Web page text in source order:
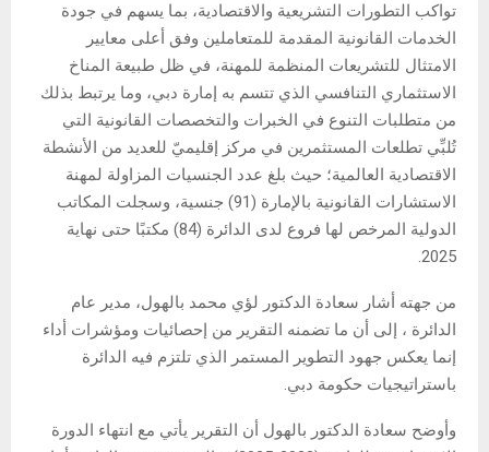
تواكب التطورات التشريعية والاقتصادية، بما يسهم في جودة
الخدمات القانونية المقدمة للمتعاملين وفق أعلى معايير
الامتثال للتشريعات المنظمة للمهنة، في ظل طبيعة المناخ
الاستثماري التنافسي الذي تتسم به إمارة دبي، وما يرتبط بذلك
من متطلبات التنوع في الخبرات والتخصصات القانونية التي
تُلبِّي تطلعات المستثمرين في مركز إقليميّ للعديد من الأنشطة
الاقتصادية العالمية؛ حيث بلغ عدد الجنسيات المزاولة لمهنة
الاستشارات القانونية بالإمارة (91) جنسية، وسجلت المكاتب
الدولية المرخص لها فروع لدى الدائرة (84) مكتبًا حتى نهاية
2025.
من جهته أشار سعادة الدكتور لؤي محمد بالهول، مدير عام
الدائرة ، إلى أن ما تضمنه التقرير من إحصائيات ومؤشرات أداء
إنما يعكس جهود التطوير المستمر الذي تلتزم فيه الدائرة
باستراتيجيات حكومة دبي.
وأوضح سعادة الدكتور بالهول أن التقرير يأتي مع انتهاء الدورة